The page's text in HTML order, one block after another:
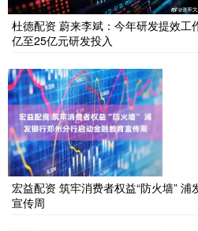
杜德配资 蔚来李斌：今年研发提效工
亿至25亿元研发投入
宏益配资 筑牢消费者权益“防火墙”
宣传周